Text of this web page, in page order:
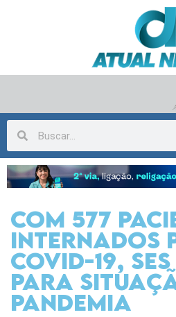
Com 577
internados
Covid-19,
para
pandemia